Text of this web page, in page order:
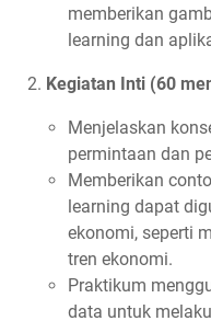
memberikan
learning dan
Kegiatan Inti (60
Menjelaskan
permintaan dan
Memberikan
learning dapat
ekonomi, seperti
tren ekonomi.
Praktikum
data untuk